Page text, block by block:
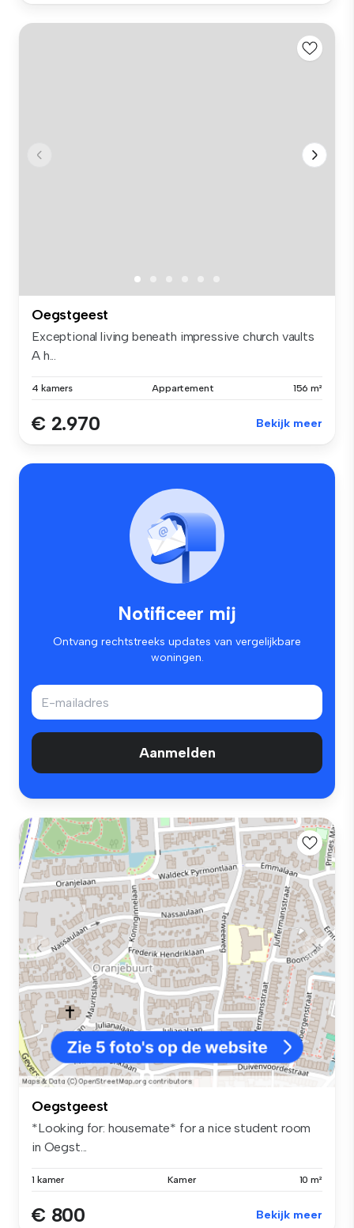
Oegstgeest
Exceptional living beneath impressive church vaults
A h...
4 kamers Appartement 156 m²
€ 2.970 Bekijk meer
Notificeer mij
Ontvang rechtstreeks updates van vergelijkbare
woningen.
Aanmelden
Oegstgeest
*Looking for: housemate* for a nice student room
in Oegst...
1 kamer Kamer 10 m²
€ 800 Bekijk meer